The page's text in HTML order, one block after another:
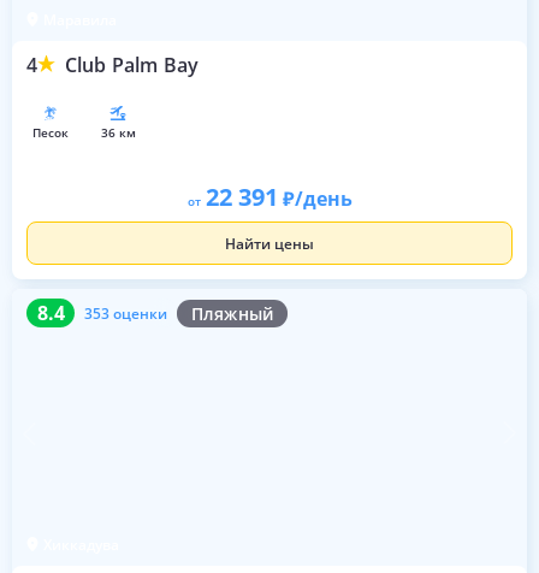
4 Club Palm Bay
песок 36 км
от 22 391 /день
Найти цены
8.4 353 оценки Пляжный
8.4 353 оценки